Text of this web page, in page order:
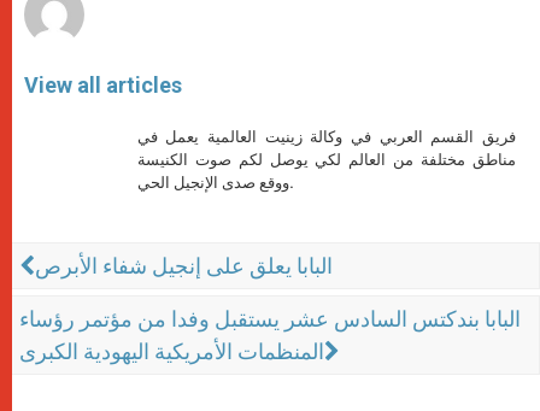
View all articles
فريق القسم العربي في وكالة زينيت العالمية يعمل في
مناطق مختلفة من العالم لكي يوصل لكم صوت الكنيسة
ووقع صدى الإنجيل الحي.
البابا يعلق على إنجيل شفاء الأبرص
البابا بندكتس السادس عشر يستقبل وفدا من مؤتمر رؤساء
المنظمات الأمريكية اليهودية الكبرى